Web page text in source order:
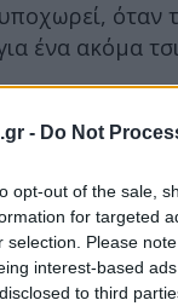
- Do Not
opt-out of the sale,
for targeted
selection. Please
interest-based
to third
όταν
ένα ακόμα
νικοτίνη.
καπνιστή,
την